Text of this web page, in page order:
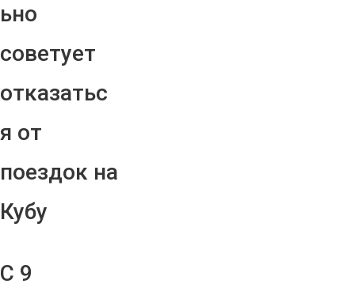
ьно
советует
отказатьс
я от
поездок на
Кубу
С 9